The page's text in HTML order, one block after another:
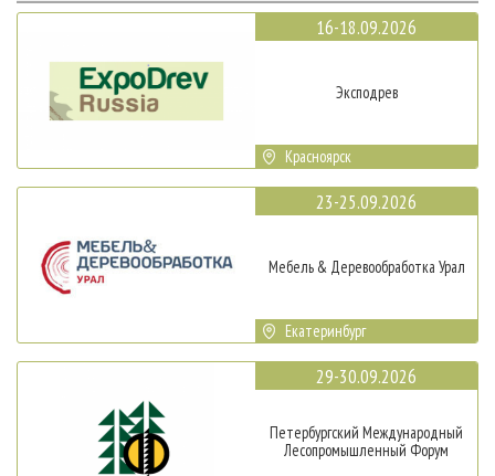
16-18.09.2026
Эксподрев
Красноярск
23-25.09.2026
Мебель & Деревообработка Урал
Екатеринбург
29-30.09.2026
Петербургский Международный
Лесопромышленный Форум